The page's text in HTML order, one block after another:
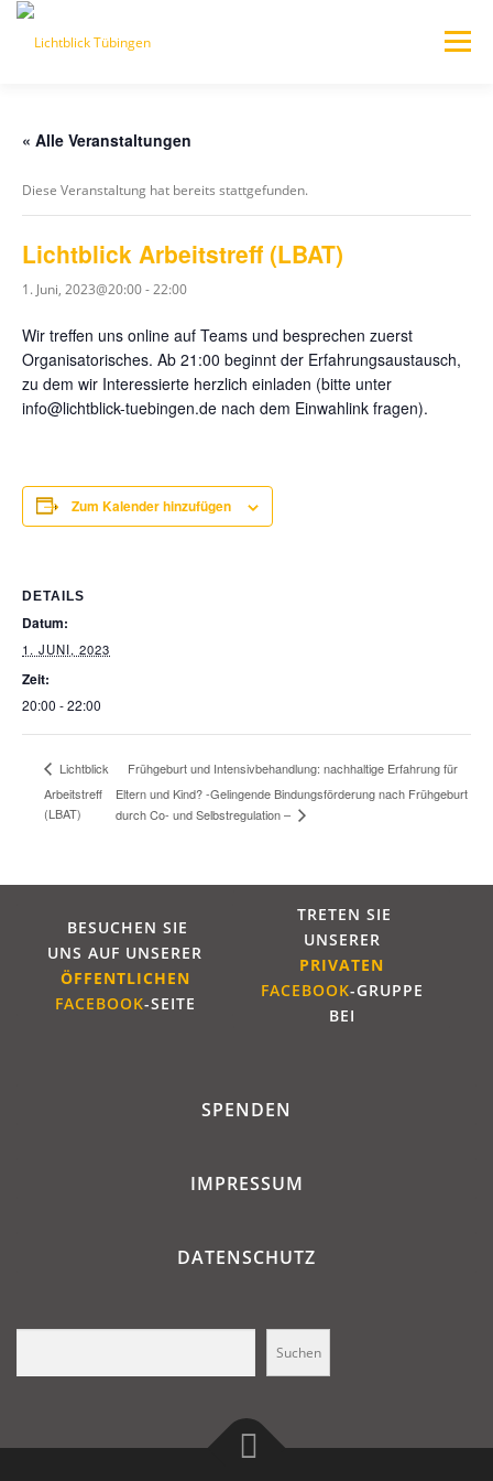
Zum
springen
Menü
JEDER KANN HELFEN – SPENDEN
« Alle Veranstaltungen
Diese Veranstaltung hat bereits stattgefunden.
Lichtblick Arbeitstreff (LBAT)
1. Juni, 2023@20:00-22:00
Wir treffen uns online auf Teams und besprechen zuerst
Organisatorisches. Ab 21:00 beginnt der Erfahrungsaustausch,
zu dem wir Interessierte herzlich einladen (bitte unter
info@lichtblick-tuebingen.de nach dem Einwahlink fragen).
Zum Kalender hinzufügen
DETAILS
Datum:
1. JUNI, 2023
Zeit:
20:00 - 22:00
Lichtblick
Arbeitstreff
(LBAT)
Frühgeburt und Intensivbehandlung: nachhaltige Erfahrung für
Eltern und Kind? -Gelingende Bindungsförderung nach Frühgeburt
durch Co- und Selbstregulation –
BESUCHEN SIE
UNS AUF UNSERER
ÖFFENTLICHEN
FACEBOOK-SEITE
TRETEN SIE
UNSERER
PRIVATEN
FACEBOOK-GRUPPE
BEI
SPENDEN
IMPRESSUM
DATENSCHUTZ
Suchen